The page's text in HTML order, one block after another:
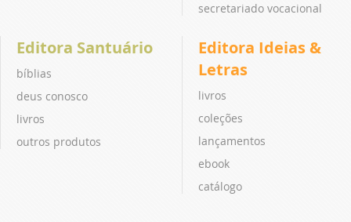
secretariado vocacional
Editora Santuário
bíblias
deus conosco
livros
outros produtos
Editora Ideias &
Letras
livros
coleções
lançamentos
ebook
catálogo